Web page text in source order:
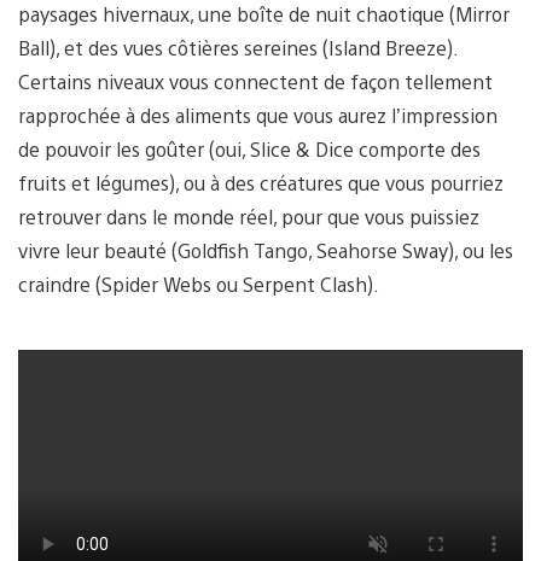
paysages hivernaux, une boîte de nuit chaotique (Mirror
Ball), et des vues côtières sereines (Island Breeze).
Certains niveaux vous connectent de façon tellement
rapprochée à des aliments que vous aurez l’impression
de pouvoir les goûter (oui, Slice & Dice comporte des
fruits et légumes), ou à des créatures que vous pourriez
retrouver dans le monde réel, pour que vous puissiez
vivre leur beauté (Goldfish Tango, Seahorse Sway), ou les
craindre (Spider Webs ou Serpent Clash).